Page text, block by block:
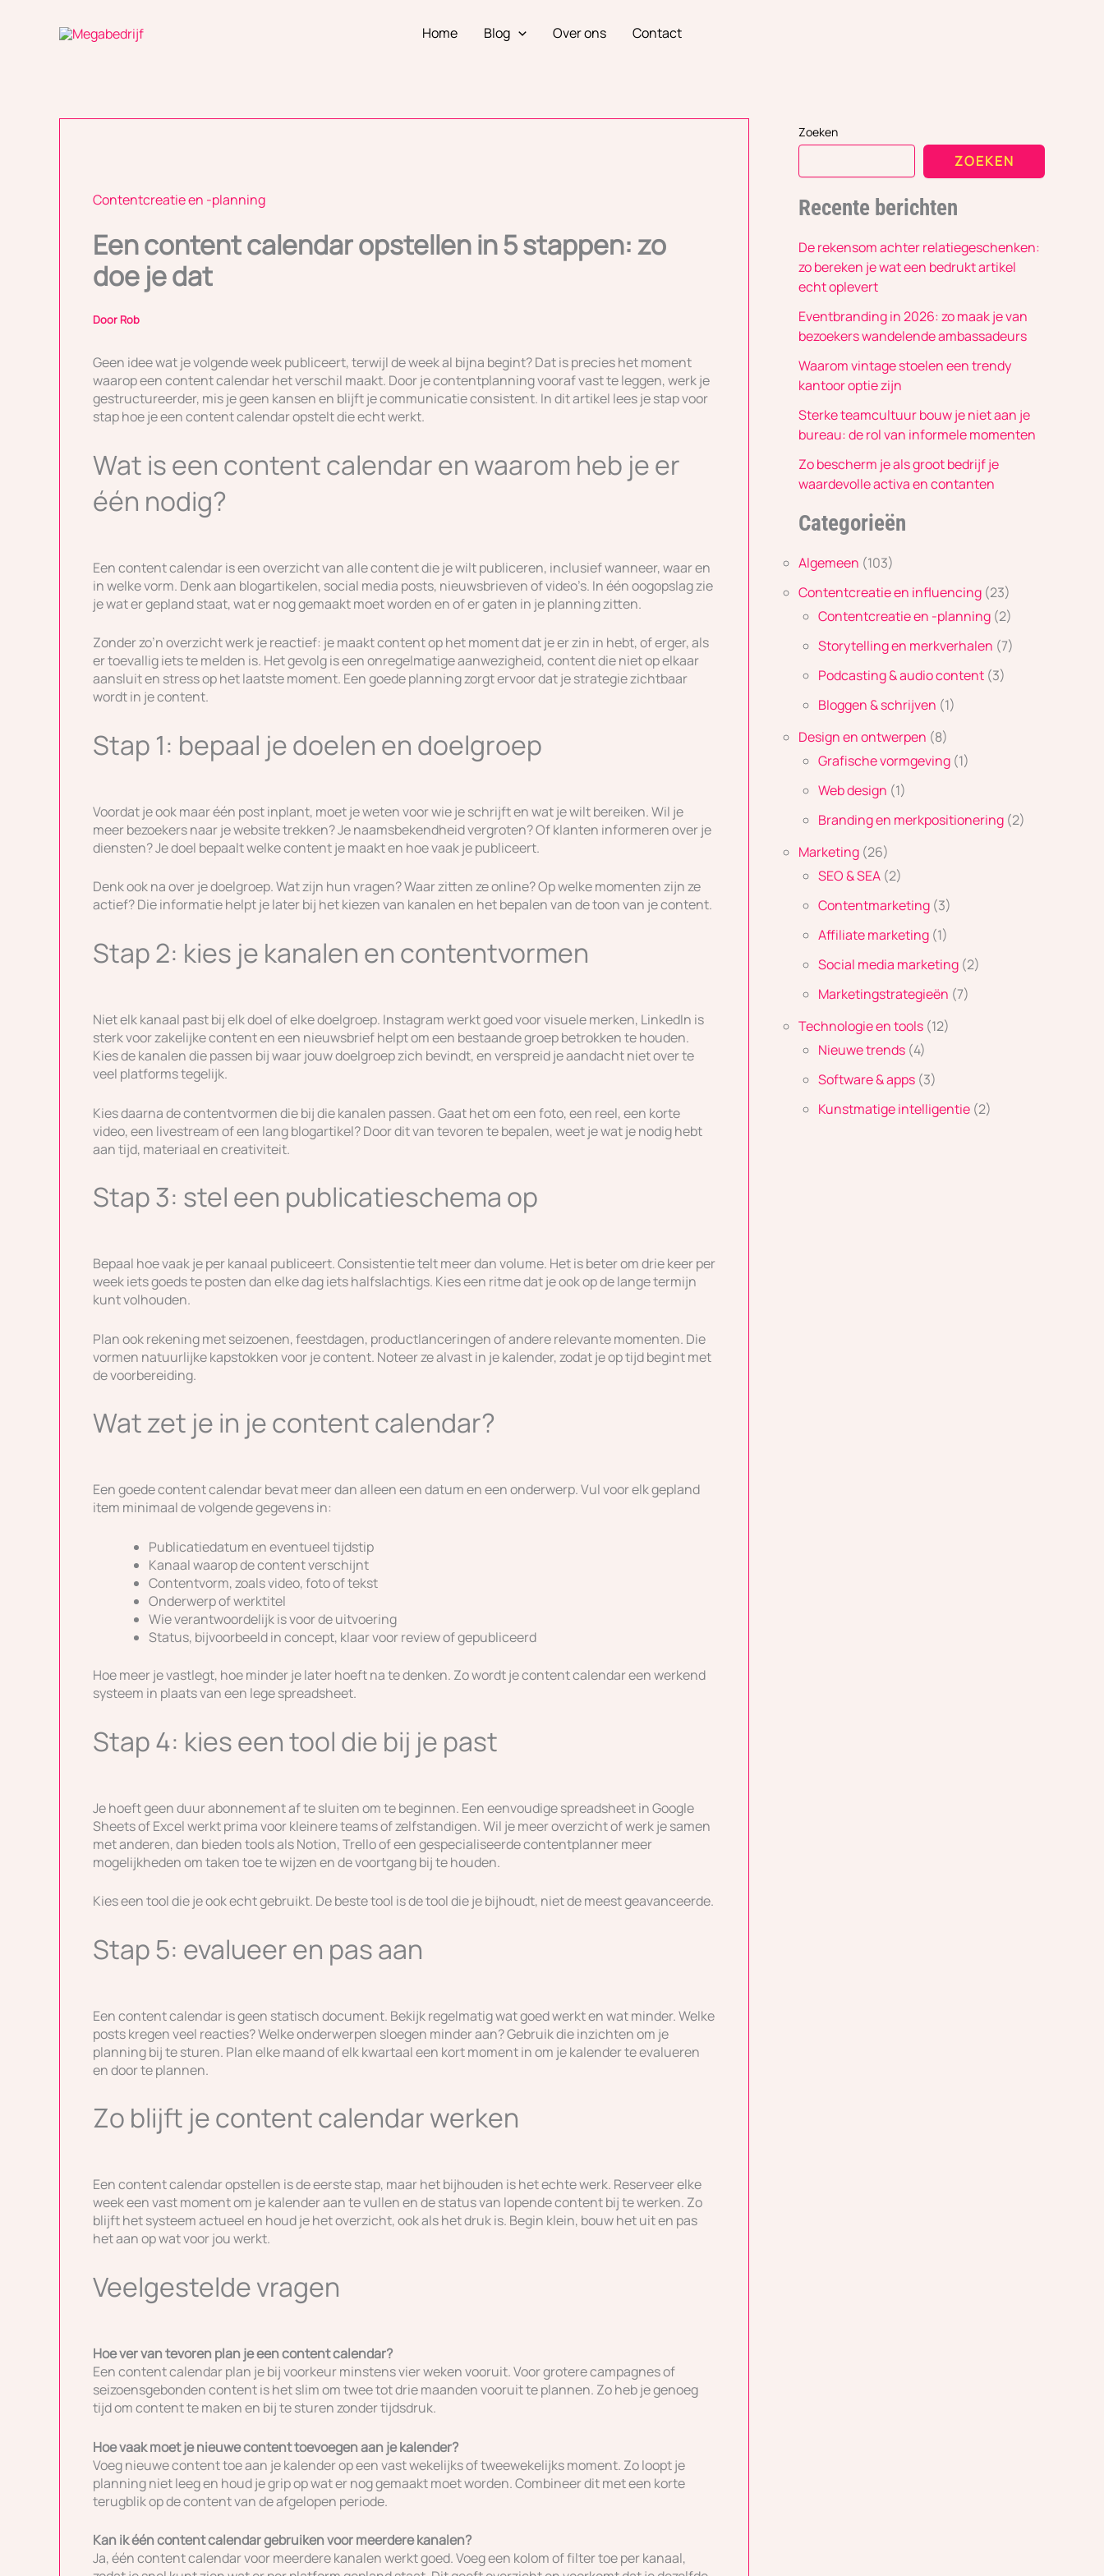
Home Blog Over ons Contact
Contentcreatie en -planning
Een content calendar opstellen in 5 stappen: zo
doe je dat
Door Rob
Geen idee wat je volgende week publiceert, terwijl de week al bijna begint? Dat is precies het moment
waarop een content calendar het verschil maakt. Door je contentplanning vooraf vast te leggen, werk je
gestructureerder, mis je geen kansen en blijft je communicatie consistent. In dit artikel lees je stap voor
stap hoe je een content calendar opstelt die echt werkt.
Wat is een content calendar en waarom heb je er
één nodig?
Een content calendar is een overzicht van alle content die je wilt publiceren, inclusief wanneer, waar en
in welke vorm. Denk aan blogartikelen, social media posts, nieuwsbrieven of video’s. In één oogopslag zie
je wat er gepland staat, wat er nog gemaakt moet worden en of er gaten in je planning zitten.
Zonder zo’n overzicht werk je reactief: je maakt content op het moment dat je er zin in hebt, of erger, als
er toevallig iets te melden is. Het gevolg is een onregelmatige aanwezigheid, content die niet op elkaar
aansluit en stress op het laatste moment. Een goede planning zorgt ervoor dat je strategie zichtbaar
wordt in je content.
Stap 1: bepaal je doelen en doelgroep
Voordat je ook maar één post inplant, moet je weten voor wie je schrijft en wat je wilt bereiken. Wil je
meer bezoekers naar je website trekken? Je naamsbekendheid vergroten? Of klanten informeren over je
diensten? Je doel bepaalt welke content je maakt en hoe vaak je publiceert.
Denk ook na over je doelgroep. Wat zijn hun vragen? Waar zitten ze online? Op welke momenten zijn ze
actief? Die informatie helpt je later bij het kiezen van kanalen en het bepalen van de toon van je content.
Stap 2: kies je kanalen en contentvormen
Niet elk kanaal past bij elk doel of elke doelgroep. Instagram werkt goed voor visuele merken, LinkedIn is
sterk voor zakelijke content en een nieuwsbrief helpt om een bestaande groep betrokken te houden.
Kies de kanalen die passen bij waar jouw doelgroep zich bevindt, en verspreid je aandacht niet over te
veel platforms tegelijk.
Kies daarna de contentvormen die bij die kanalen passen. Gaat het om een foto, een reel, een korte
video, een livestream of een lang blogartikel? Door dit van tevoren te bepalen, weet je wat je nodig hebt
aan tijd, materiaal en creativiteit.
Stap 3: stel een publicatieschema op
Bepaal hoe vaak je per kanaal publiceert. Consistentie telt meer dan volume. Het is beter om drie keer per
week iets goeds te posten dan elke dag iets halfslachtigs. Kies een ritme dat je ook op de lange termijn
kunt volhouden.
Plan ook rekening met seizoenen, feestdagen, productlanceringen of andere relevante momenten. Die
vormen natuurlijke kapstokken voor je content. Noteer ze alvast in je kalender, zodat je op tijd begint met
de voorbereiding.
Wat zet je in je content calendar?
Een goede content calendar bevat meer dan alleen een datum en een onderwerp. Vul voor elk gepland
item minimaal de volgende gegevens in:
Publicatiedatum en eventueel tijdstip
Kanaal waarop de content verschijnt
Contentvorm, zoals video, foto of tekst
Onderwerp of werktitel
Wie verantwoordelijk is voor de uitvoering
Status, bijvoorbeeld in concept, klaar voor review of gepubliceerd
Hoe meer je vastlegt, hoe minder je later hoeft na te denken. Zo wordt je content calendar een werkend
systeem in plaats van een lege spreadsheet.
Stap 4: kies een tool die bij je past
Je hoeft geen duur abonnement af te sluiten om te beginnen. Een eenvoudige spreadsheet in Google
Sheets of Excel werkt prima voor kleinere teams of zelfstandigen. Wil je meer overzicht of werk je samen
met anderen, dan bieden tools als Notion, Trello of een gespecialiseerde contentplanner meer
mogelijkheden om taken toe te wijzen en de voortgang bij te houden.
Kies een tool die je ook echt gebruikt. De beste tool is de tool die je bijhoudt, niet de meest geavanceerde.
Stap 5: evalueer en pas aan
Een content calendar is geen statisch document. Bekijk regelmatig wat goed werkt en wat minder. Welke
posts kregen veel reacties? Welke onderwerpen sloegen minder aan? Gebruik die inzichten om je
planning bij te sturen. Plan elke maand of elk kwartaal een kort moment in om je kalender te evalueren
en door te plannen.
Zo blijft je content calendar werken
Een content calendar opstellen is de eerste stap, maar het bijhouden is het echte werk. Reserveer elke
week een vast moment om je kalender aan te vullen en de status van lopende content bij te werken. Zo
blijft het systeem actueel en houd je het overzicht, ook als het druk is. Begin klein, bouw het uit en pas
het aan op wat voor jou werkt.
Veelgestelde vragen
Hoe ver van tevoren plan je een content calendar?
Een content calendar plan je bij voorkeur minstens vier weken vooruit. Voor grotere campagnes of
seizoensgebonden content is het slim om twee tot drie maanden vooruit te plannen. Zo heb je genoeg
tijd om content te maken en bij te sturen zonder tijdsdruk.
Hoe vaak moet je nieuwe content toevoegen aan je kalender?
Voeg nieuwe content toe aan je kalender op een vast wekelijks of tweewekelijks moment. Zo loopt je
planning niet leeg en houd je grip op wat er nog gemaakt moet worden. Combineer dit met een korte
terugblik op de content van de afgelopen periode.
Kan ik één content calendar gebruiken voor meerdere kanalen?
Ja, één content calendar voor meerdere kanalen werkt goed. Voeg een kolom of filter toe per kanaal,
Zoeken
ZOEKEN
Recente berichten
De rekensom achter relatiegeschenken:
zo bereken je wat een bedrukt artikel
echt oplevert
Eventbranding in 2026: zo maak je van
bezoekers wandelende ambassadeurs
Waarom vintage stoelen een trendy
kantoor optie zijn
Sterke teamcultuur bouw je niet aan je
bureau: de rol van informele momenten
Zo bescherm je als groot bedrijf je
waardevolle activa en contanten
Categorieën
Algemeen (103)
Contentcreatie en influencing (23)
Contentcreatie en -planning (2)
Storytelling en merkverhalen (7)
Podcasting & audio content (3)
Bloggen & schrijven (1)
Design en ontwerpen (8)
Grafische vormgeving (1)
Web design (1)
Branding en merkpositionering (2)
Marketing (26)
SEO & SEA (2)
Contentmarketing (3)
Affiliate marketing (1)
Social media marketing (2)
Marketingstrategieën (7)
Technologie en tools (12)
Nieuwe trends (4)
Software & apps (3)
Kunstmatige intelligentie (2)